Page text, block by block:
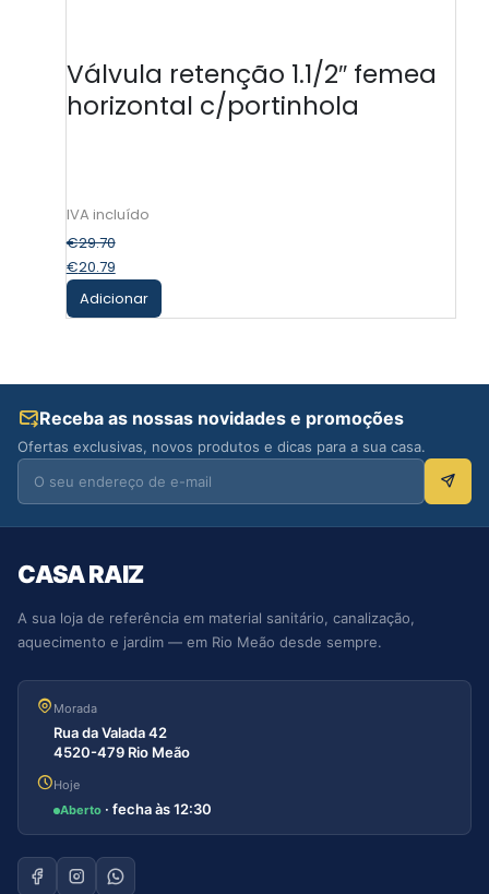
Válvula retenção 1.1/2″ femea
horizontal c/portinhola
€29.70
€20.79
Adicionar
Receba as nossas novidades e promoções
Ofertas exclusivas, novos produtos e dicas para a sua casa.
CASA RAIZ
A sua loja de referência em material sanitário, canalização,
aquecimento e jardim — em Rio Meão desde sempre.
Morada
Rua da Valada 42
4520-479 Rio Meão
Hoje
Aberto · fecha às 12:30